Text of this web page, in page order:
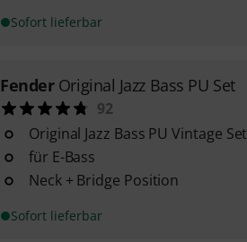
Sofort lieferbar
Fender Original Jazz Bass PU Set
92
Original Jazz Bass PU Vintage Set
für E-Bass
Neck + Bridge Position
Sofort lieferbar